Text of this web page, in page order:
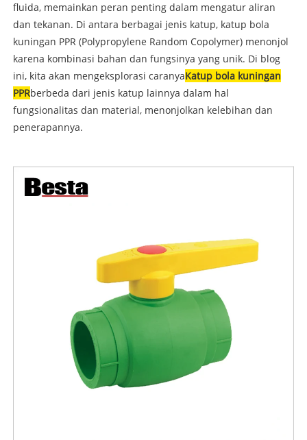
fluida, memainkan peran penting dalam mengatur aliran
dan tekanan. Di antara berbagai jenis katup, katup bola
kuningan PPR (Polypropylene Random Copolymer) menonjol
karena kombinasi bahan dan fungsinya yang unik. Di blog
ini, kita akan mengeksplorasi caranyaKatup bola kuningan
PPRberbeda dari jenis katup lainnya dalam hal
fungsionalitas dan material, menonjolkan kelebihan dan
penerapannya.